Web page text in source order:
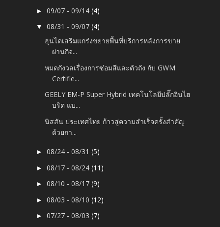
►09/07 - 09/14(4)
▼08/31 - 09/07(4)
ฮุนไดเสริมแกร่งขยายพื้นที่บริการหลังการขาย
ผ่านกิจ...
หมดกังวลเรื่องการซ่อมสีและตัวถัง กับ GWM
Certifie...
GEELY EM-P Super Hybrid เทคโนโลยีปลั๊กอินไฮ
บริด แบ...
นิสสัน ประเทศไทย ก้าวสู่ความสำเร็จครั้งสำคัญ
ด้วยกา...
►08/24 - 08/31(5)
►08/17 - 08/24(11)
►08/10 - 08/17(9)
►08/03 - 08/10(12)
►07/27 - 08/03(7)